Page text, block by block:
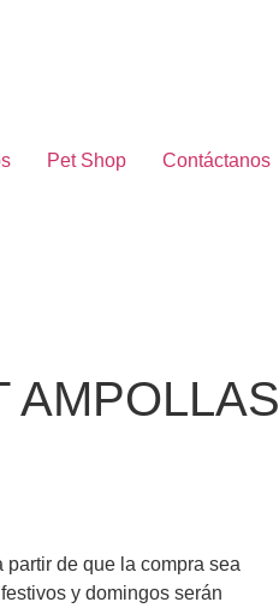
Pet Shop Contáctanos
AMPOLLAS
de que la compra sea
y domingos serán